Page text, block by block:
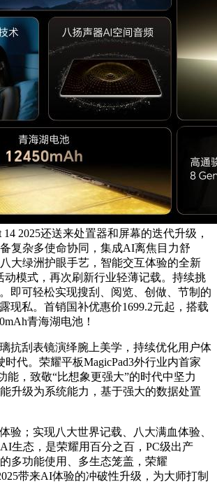
2025还送来处置器和屏幕的迭代升级，
复杂多使命协同，集成AI离焦目力舒
大绿洲护眼手艺，智能交互体验的全新
动模式，再次刷新行业轻薄记载。持续挑
即可轻松实现搜刮、阅览、创做、节制的
现私。首销国补优惠价1699.2元起，搭载
青海湖电池！
刮表镜演绎腕上美学，持续优化用户体
代。荣耀平板MagicPad3外行业内首家
能，致敬“比想象更强大”的时代中坚力
升级为系统能力，基于强大的数据处置
；实现八大世界记载、八大满血体验、
生态，是荣耀用百分之百，PC级出产
多功能使用、多生态笼盖，荣耀
带来AI体验的冲破性升级，为大师打制